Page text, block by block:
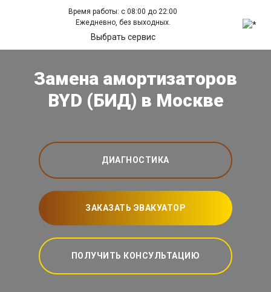
Время работы: с 08:00 до 22:00
Ежедневно, без выходных.
Выбрать сервис
Замена амортизаторов
BYD (БИД) в Москве
ДИАГНОСТИКА
ЗАКАЗАТЬ ЭВАКУАТОР
ПОЛУЧИТЬ КОНСУЛЬТАЦИЮ